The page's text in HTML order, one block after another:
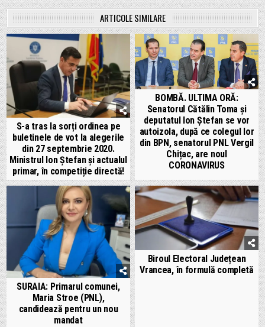
ARTICOLE SIMILARE
S-a tras la sorți ordinea pe
buletinele de vot la alegerile
din 27 septembrie 2020.
Ministrul Ion Ștefan și actualul
primar, în competiție directă!
BOMBĂ. ULTIMA ORĂ:
Senatorul Cătălin Toma și
deputatul Ion Ștefan se vor
autoizola, după ce colegul lor
din BPN, senatorul PNL Vergil
Chițac, are noul
CORONAVIRUS
SURAIA: Primarul comunei,
Maria Stroe (PNL),
candidează pentru un nou
mandat
Biroul Electoral Județean
Vrancea, în formulă completă